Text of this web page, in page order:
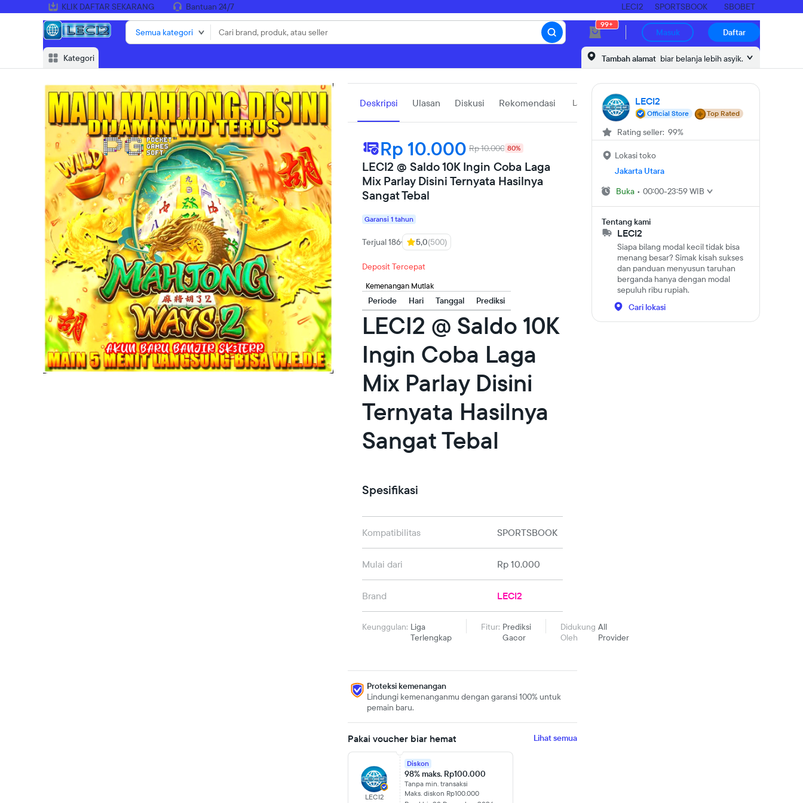
KLIK DAFTAR SEKARANG Bantuan 24/7 LECI2 SPORTSBOOK SBOBET
Kategori
Semua kategori
99+
Masuk Daftar
Tambah alamat biar belanja lebih asyik.
Deskripsi Ulasan Diskusi Rekomendasi Laporkan produk
Rp 10.000 Rp 10.000 80%
LECI2 @ Saldo 10K Ingin Coba Laga
Mix Parlay Disini Ternyata Hasilnya
Sangat Tebal
Garansi 1 tahun
Terjual 186 5,0(500)
Deposit Tercepat
Kemenangan Mutlak
Periode Hari Tanggal Prediksi
LECI2 @ Saldo 10K
Ingin Coba Laga
Mix Parlay Disini
Ternyata Hasilnya
Sangat Tebal
Spesifikasi
Kompatibilitas SPORTSBOOK
Mulai dari Rp 10.000
Brand LECI2
Keunggulan: Liga
Terlengkap
Fitur: Prediksi
Gacor
Didukung
Oleh
All
Provider
Proteksi kemenangan
Lindungi kemenanganmu dengan garansi 100% untuk
pemain baru.
Pakai voucher biar hemat Lihat semua
LECI2
Diskon
98% maks. Rp100.000
Tanpa min. transaksi
Maks. diskon Rp100.000
LECI2
Official Store Top Rated
Rating seller: 99%
Lokasi toko
Jakarta Utara
Buka • 00:00-23:59 WIB
Tentang kami
LECI2
Siapa bilang modal kecil tidak bisa
menang besar? Simak kisah sukses
dan panduan menyusun taruhan
berganda hanya dengan modal
sepuluh ribu rupiah.
Cari lokasi